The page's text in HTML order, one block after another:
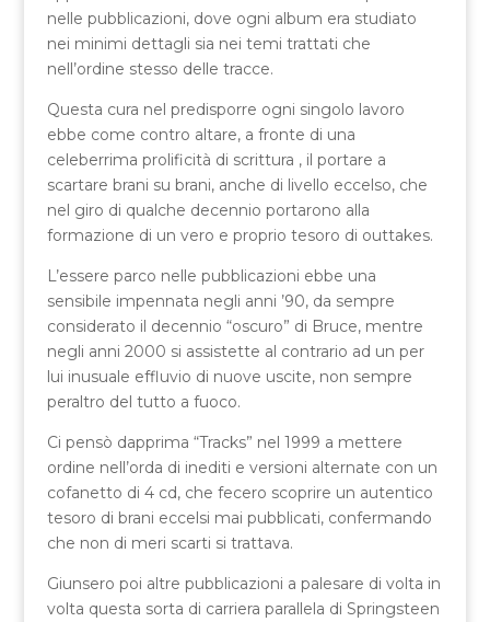
nelle pubblicazioni, dove ogni album era studiato
nei minimi dettagli sia nei temi trattati che
nell’ordine stesso delle tracce.
Questa cura nel predisporre ogni singolo lavoro
ebbe come contro altare, a fronte di una
celeberrima prolificità di scrittura , il portare a
scartare brani su brani, anche di livello eccelso, che
nel giro di qualche decennio portarono alla
formazione di un vero e proprio tesoro di outtakes.
L’essere parco nelle pubblicazioni ebbe una
sensibile impennata negli anni ’90, da sempre
considerato il decennio “oscuro” di Bruce, mentre
negli anni 2000 si assistette al contrario ad un per
lui inusuale effluvio di nuove uscite, non sempre
peraltro del tutto a fuoco.
Ci pensò dapprima “Tracks” nel 1999 a mettere
ordine nell’orda di inediti e versioni alternate con un
cofanetto di 4 cd, che fecero scoprire un autentico
tesoro di brani eccelsi mai pubblicati, confermando
che non di meri scarti si trattava.
Giunsero poi altre pubblicazioni a palesare di volta in
volta questa sorta di carriera parallela di Springsteen